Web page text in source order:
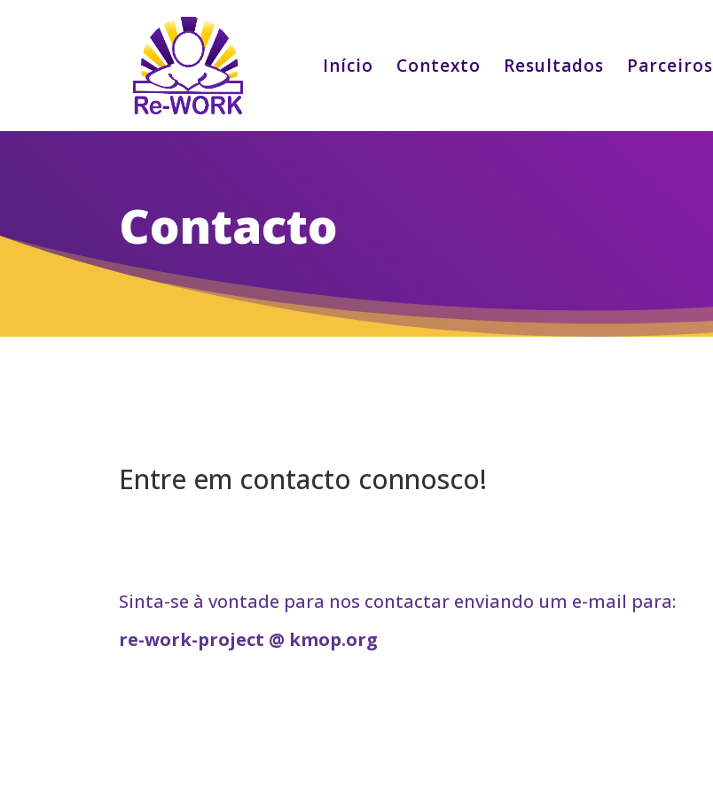
Início Contexto Resultados Parceiros
Contacto
Entre em contacto connosco!
Sinta-se à vontade para nos contactar enviando um e-mail para:
re-work-project @ kmop.org